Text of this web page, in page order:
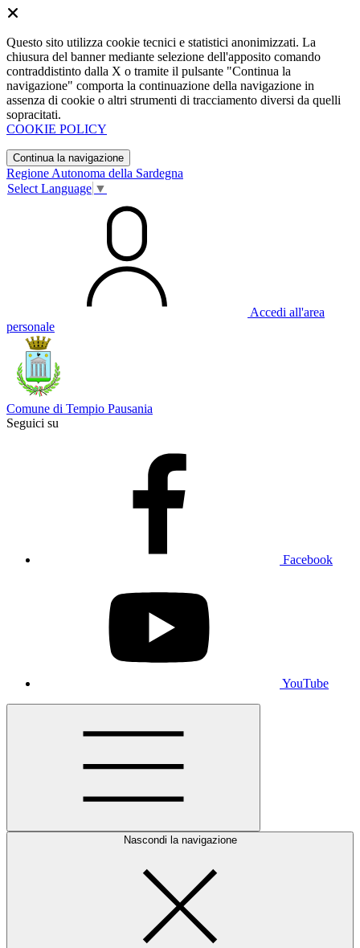
Questo sito utilizza cookie tecnici e statistici anonimizzati. La
chiusura del banner mediante selezione dell'apposito comando
contraddistinto dalla X o tramite il pulsante "Continua la
navigazione" comporta la continuazione della navigazione in
assenza di cookie o altri strumenti di tracciamento diversi da quelli
sopracitati.
COOKIE POLICY
Continua la navigazione
Regione Autonoma della Sardegna
Select Language ▼
Accedi all'area
personale
Comune di Tempio Pausania
Seguici su
Facebook
YouTube
Nascondi la navigazione